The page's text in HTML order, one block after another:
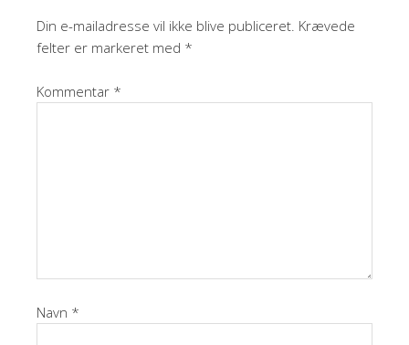
Din e-mailadresse vil ikke blive publiceret. Krævede
felter er markeret med *
Kommentar *
Navn *